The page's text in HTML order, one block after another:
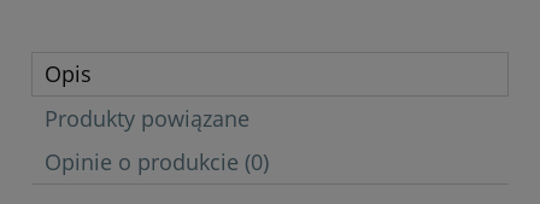
Opis
Produkty powiązane
Opinie o produkcie (0)